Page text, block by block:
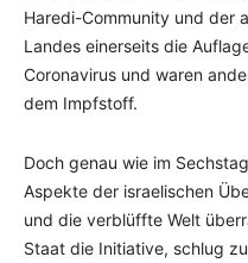
Haredi-Community und der
Landes einerseits die
Coronavirus und waren
dem Impfstoff.
Doch genau wie im
Aspekte der israelischen
und die verblüffte Welt
Staat die Initiative, schlug